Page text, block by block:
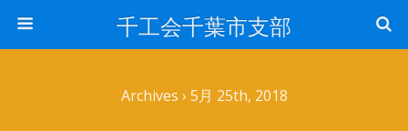
千工会千葉市支部
Archives › 5月 25th, 2018